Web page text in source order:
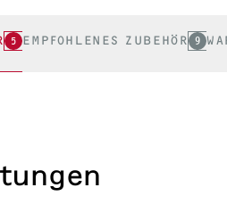
5 EMPFOHLENES ZUBEHÖR 9